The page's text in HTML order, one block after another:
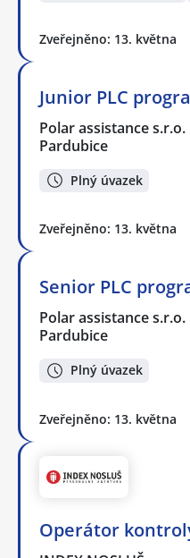
Zveřejněno: 13. května
Junior PLC
Polar assistance s.r.o.
Pardubice
Plný úvazek
Zveřejněno: 13. května
Senior PLC
Polar assistance s.r.o.
Pardubice
Plný úvazek
Zveřejněno: 13. května
Operátor